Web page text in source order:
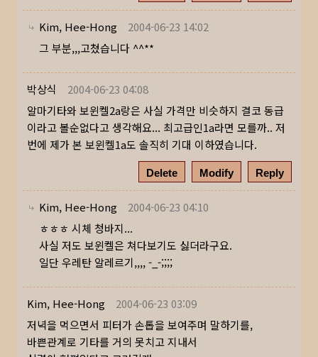
Kim, Hee-Hong
2004-06-23 14:02
그 부분,,,고쳤습니다 ^^**
박상식
2004-06-23 04:08
알마기타와 보윈켈2a랑은 사실 가격만 비슷하지 결코 동급
이라고 볼순없다고 생각해요... 최고급인1a라면 모를까.. 저
번에 제가 본 보윈켈1a도 솔직히 기대 이하였습니다.
Delete Modify Reply
Kim, Hee-Hong
2004-06-23 04:10
ㅎㅎㅎ 시체 청바지...
사실 저도 보윈켈은 쳐다보기도 싫더라구요.
일단 우레탄 알레르기,,,, -_-;;;;
Kim, Hee-Hong
2004-06-23 03:09
저녁을 먹으면서 피터가 손톱을 보여주며 말하기를,
바쁜관계로 기타를 거의 못치고 지내서